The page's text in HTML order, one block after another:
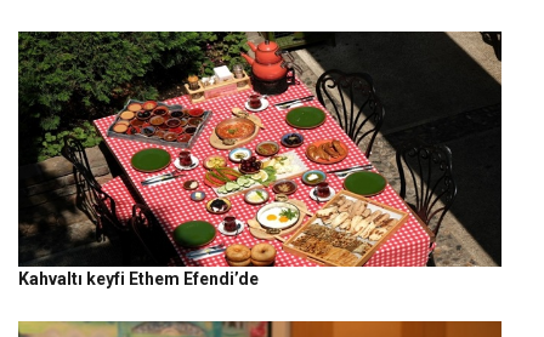
Kahvaltı keyfi Ethem Efendi’de